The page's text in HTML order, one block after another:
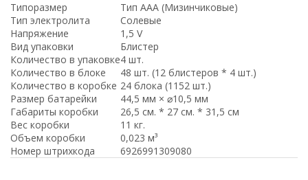
Типоразмер
Тип AAA (Мизинчиковые)
Тип электролита
Солевые
Напряжение
1,5 V
Вид упаковки
Блистер
Количество в упаковке4 шт.
Количество в блоке
48 шт. (12 блистеров * 4 шт.)
Количество в коробке 24 блока (1152 шт.)
Размер батарейки
44,5 мм × ⌀10,5 мм
Габариты коробки
26,5 см. * 27 см. * 31,5 см
Вес коробки
11 кг.
Объем коробки
0,023 м³
Номер штрихкода
6926991309080